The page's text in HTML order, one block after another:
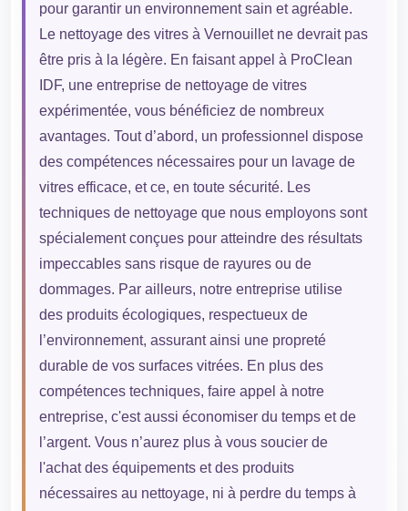
pour garantir un environnement sain et agréable.
Le nettoyage des vitres à Vernouillet ne devrait pas
être pris à la légère. En faisant appel à ProClean
IDF, une entreprise de nettoyage de vitres
expérimentée, vous bénéficiez de nombreux
avantages. Tout d’abord, un professionnel dispose
des compétences nécessaires pour un lavage de
vitres efficace, et ce, en toute sécurité. Les
techniques de nettoyage que nous employons sont
spécialement conçues pour atteindre des résultats
impeccables sans risque de rayures ou de
dommages. Par ailleurs, notre entreprise utilise
des produits écologiques, respectueux de
l’environnement, assurant ainsi une propreté
durable de vos surfaces vitrées. En plus des
compétences techniques, faire appel à notre
entreprise, c'est aussi économiser du temps et de
l’argent. Vous n’aurez plus à vous soucier de
l'achat des équipements et des produits
nécessaires au nettoyage, ni à perdre du temps à